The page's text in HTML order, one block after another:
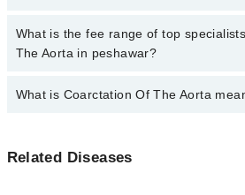
through Marham.
No, there are no extra charges to book an
marham.pk
What is the fee range of top
The Aorta in peshawar?
The fee for specialists of Coarctation Of
What is Coarctation Of The Aorta
میں یہ علامات ظاہر ہو سکتی ہیں
Related Diseases